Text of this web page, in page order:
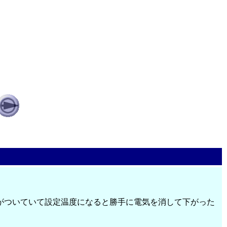
いていて設定温度になると勝手に電気を消して下がった